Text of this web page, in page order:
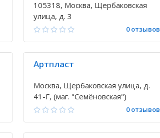
105318, Москва, Щербаковская
улица, д. 3
0 отзывов
Артпласт
Москва, Щербаковская улица, д.
41-Г, (маг. "Семёновская")
0 отзывов